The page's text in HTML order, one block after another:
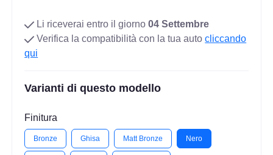
Li riceverai entro il giorno04 Settembre
Verifica la compatibilità con la tua autocliccando
qui
Varianti di questo modello
Finitura
Bronze Ghisa Matt Bronze Nero